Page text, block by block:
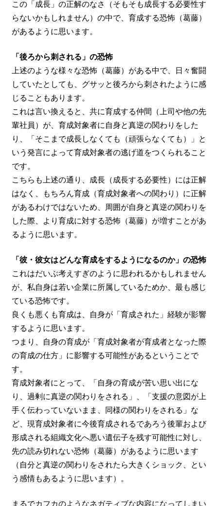
この「成長」の正解のなさ（そもそも成長する必要性す
らないかもしれません）の中で、育成する恐怖（葛藤）
があるように思います。
「後ろから刺される」の恐怖
上述のような様々な恐怖（葛藤）がある中で、日々奮闘
していたとしても、グサッと後ろから刺されたように感
じることもあります。
これは言い換えると、共に育成する仲間（上司や他の先
輩社員）が、育成対象者に自身と真逆の関わりをした
り、「そこまで成長しなくても（頑張らなくても）」と
いう発言によって育成対象者の逃げ道をつくられること
です。
こちらも上述の通り、成長（成長する必要性）には正解
はなく、もちろん育成（育成対象者への関わり）に正解
があるわけではないため、周囲が自身と真逆の関わりを
した際、より育成に対する恐怖（葛藤）が増すことがあ
るように思います。
「彼・彼女はどんな育成をするようになるのか」の恐怖
これはだいぶ考えすぎのように思われるかもしれません
が、私自身は若い企業に所属しているためか、最も感じ
ている恐怖です。
良くも悪くも育成は、自身が「育成された」経験が影響
するように思います。
つまり、自身の育成が「育成対象者が育成者となった際
の育成の仕方」に影響する可能性があるということで
す。
育成対象者にとって、「自身の育成が苦い思い出にな
り、過剰に真逆の関わりをされる」、「支援の意図が上
手く伝わっていないまま、同様の関わりをされる」な
ど、現育成対象者に今後育成されるであろう後輩および
形成される組織文化へ悪い遺伝子を残す可能性に対し、
先の読み切れない恐怖（葛藤）があるように思います
（自分と真逆の関わりをされたら大きくショック、とい
う感情もあるように思います）。
まるでカフカのようなネガティブな内容になってしまい